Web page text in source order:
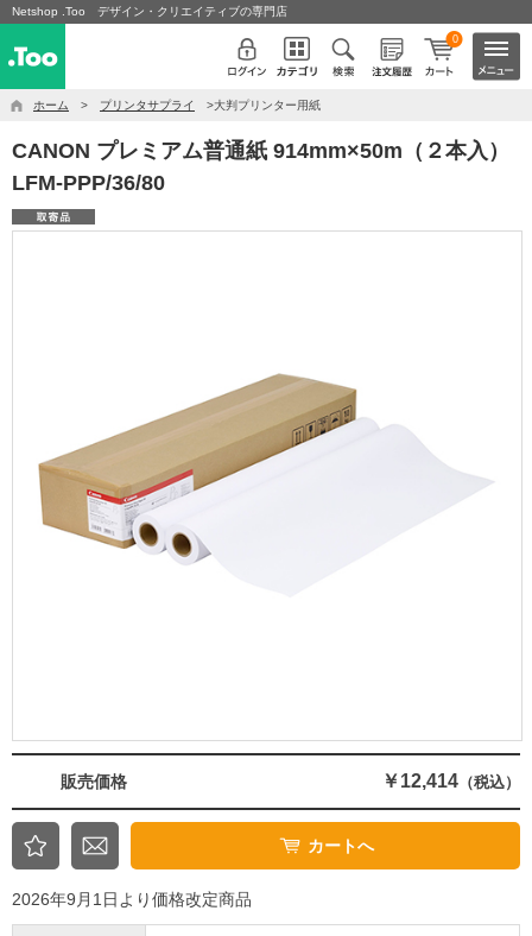
Netshop .Too デザイン・クリエイティブの専門店
0
ホーム > プリンタサプライ >大判プリンター用紙
CANON プレミアム普通紙 914mm×50m（２本入）
LFM-PPP/36/80
販売価格 ￥12,414 （税込）
カートへ
2026年9月1日より価格改定商品